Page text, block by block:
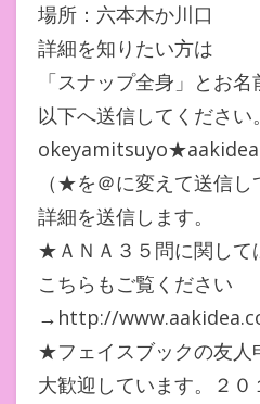
場所：六本木か川口
詳細を知りたい方は
「スナップ全身」とお
以下へ送信してください。
（★を＠に変えて送信し
詳細を送信します。
★ＡＮＡ３５問に関し
こちらもご覧ください
→http://
★フェイスブックの友人
大歓迎しています。２